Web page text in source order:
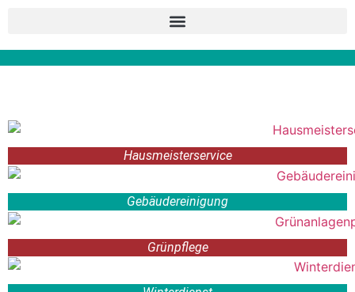
Hausmeisterservice
Gebäudereinigung
Grünpflege